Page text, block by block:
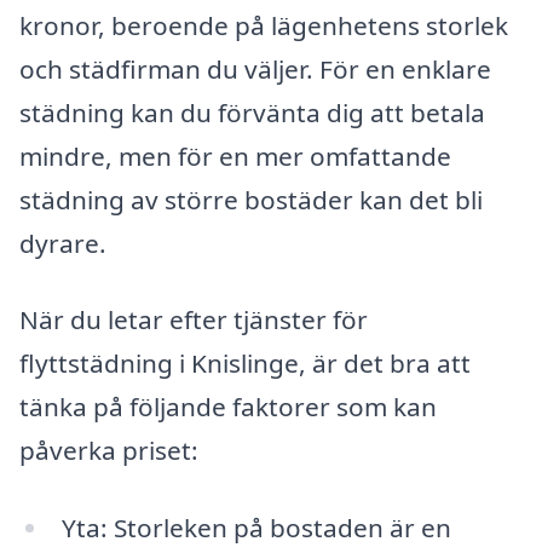
kronor, beroende på lägenhetens storlek
och städfirman du väljer. För en enklare
städning kan du förvänta dig att betala
mindre, men för en mer omfattande
städning av större bostäder kan det bli
dyrare.
När du letar efter tjänster för
flyttstädning i Knislinge, är det bra att
tänka på följande faktorer som kan
påverka priset:
Yta: Storleken på bostaden är en